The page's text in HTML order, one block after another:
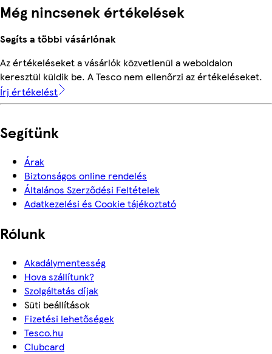
Még nincsenek értékelések
Segíts a többi vásárlónak
Az értékeléseket a vásárlók közvetlenül a weboldalon
keresztül küldik be. A Tesco nem ellenőrzi az értékeléseket.
Írj értékelést
Segítünk
Árak
Biztonságos online rendelés
Általános Szerződési Feltételek
Adatkezelési és Cookie tájékoztató
Rólunk
Akadálymentesség
Hova szállítunk?
Szolgáltatás díjak
Süti beállítások
Fizetési lehetőségek
Tesco.hu
Clubcard